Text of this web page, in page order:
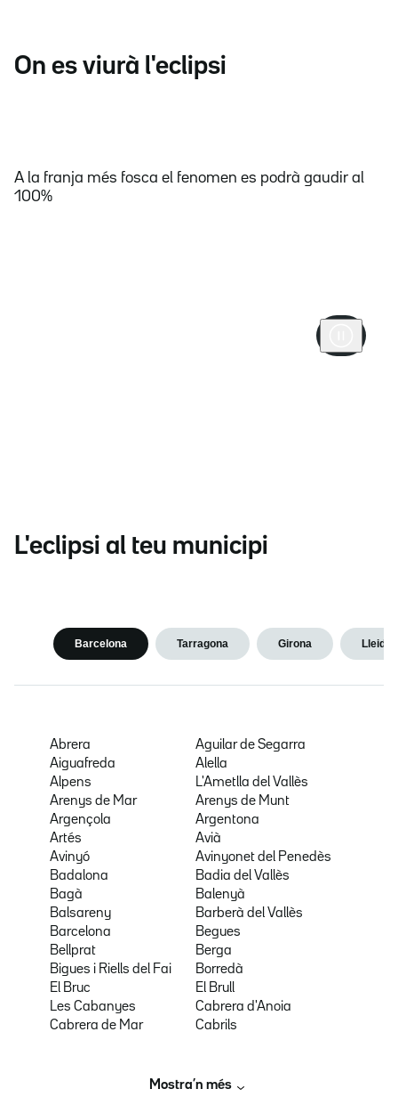
On es viurà l'eclipsi
A la franja més fosca el fenomen es podrà gaudir al
100%
L'eclipsi al teu municipi
Barcelona Tarragona Girona Lleida
Abrera
Aguilar de Segarra
Aiguafreda
Alella
Alpens
L'Ametlla del Vallès
Arenys de Mar
Arenys de Munt
Argençola
Argentona
Artés
Avià
Avinyó
Avinyonet del Penedès
Badalona
Badia del Vallès
Bagà
Balenyà
Balsareny
Barberà del Vallès
Barcelona
Begues
Bellprat
Berga
Bigues i Riells del Fai
Borredà
El Bruc
El Brull
Les Cabanyes
Cabrera d'Anoia
Cabrera de Mar
Cabrils
Mostra’n més